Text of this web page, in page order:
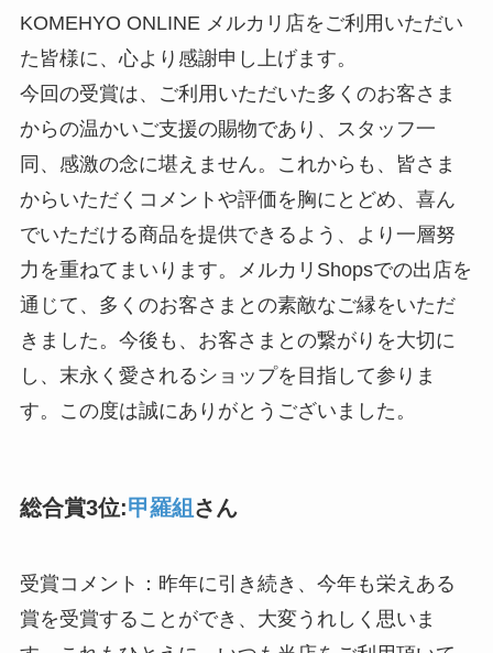
KOMEHYO ONLINE メルカリ店をご利用いただい
た皆様に、心より感謝申し上げます。
今回の受賞は、ご利用いただいた多くのお客さま
からの温かいご支援の賜物であり、スタッフ一
同、感激の念に堪えません。これからも、皆さま
からいただくコメントや評価を胸にとどめ、喜ん
でいただける商品を提供できるよう、より一層努
力を重ねてまいります。メルカリShopsでの出店を
通じて、多くのお客さまとの素敵なご縁をいただ
きました。今後も、お客さまとの繋がりを大切に
し、末永く愛されるショップを目指して参りま
す。この度は誠にありがとうございました。
総合賞3位:甲羅組さん
受賞コメント：昨年に引き続き、今年も栄えある
賞を受賞することができ、大変うれしく思いま